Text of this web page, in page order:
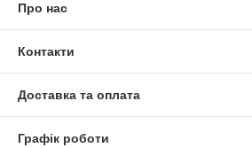
Про нас
Контакти
Доставка та оплата
Графік роботи